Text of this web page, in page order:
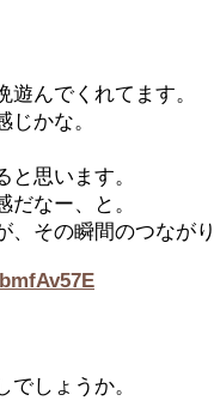
んでくれてます。
かな。
思います。
だなー、と。
その瞬間のつなが
しょうか。